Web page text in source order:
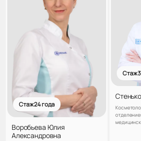
Стаж 24 года
Воробьева Юлия
Александровна
Стаж